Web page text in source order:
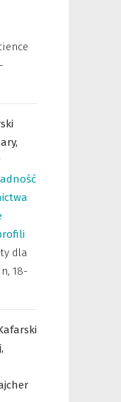
dla
18-